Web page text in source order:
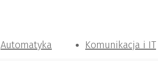
Automatyka Komunikacja i IT